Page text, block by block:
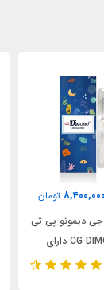
8,400,000 تومان
جی دیمونو پی تی
ایکس CG DIMONO دارای
بهداشت